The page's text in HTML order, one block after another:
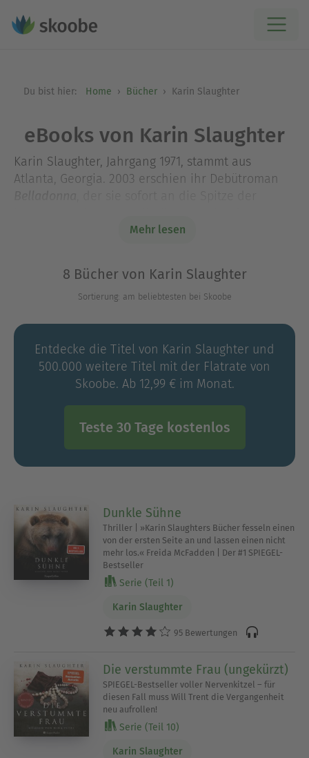
Du bist hier: Home Bücher Karin Slaughter
eBooks von Karin Slaughter
Karin Slaughter, Jahrgang 1971, stammt aus
Atlanta, Georgia. 2003 erschien ihr Debütroman
Thriller-Olymp katapultierte. Ihre Romane um
Tolliver und Ermittler Will Trent sind inzwischen in
35 Sprachen übersetzt und weltweit mehr als 35
Millionen Mal verkauft worden.
Werkauswahl:
Vergiss mein nicht (2004)
Verstummt(2008)
(2011)
Harter Schnitt(2013)
Stiller Schmerz
Mehr lesen
8 Bücher von Karin Slaughter
Sortierung: am beliebtesten bei Skoobe
Entdecke die Titel von Karin Slaughter und
500.000 weitere Titel mit der Flatrate von
Skoobe. Ab 12,99 € im Monat.
Teste 30 Tage kostenlos
Dunkle Sühne
Thriller | »Karin Slaughters Bücher fesseln einen
von der ersten Seite an und lassen einen nicht
mehr los.« Freida McFadden | Der #1 SPIEGEL-
Bestseller
Serie (Teil 1)
Karin Slaughter
95 Bewertungen
Die verstummte Frau (ungekürzt)
SPIEGEL-Bestseller voller Nervenkitzel – für
diesen Fall muss Will Trent die Vergangenheit
neu aufrollen!
Serie (Teil 10)
Karin Slaughter